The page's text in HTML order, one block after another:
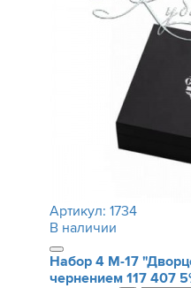
Артикул: 1734
В наличии
Набор 4 М-17
чернением 117 407